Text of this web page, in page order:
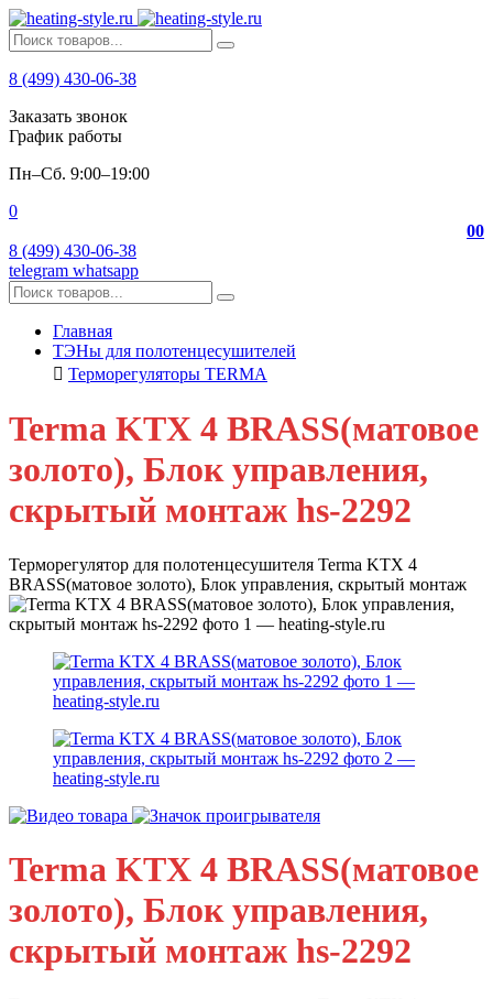
8 (499) 430-06-38
Заказать звонок
График работы
Пн–Сб. 9:00–19:00
0
00
8 (499) 430-06-38
telegram whatsapp
Главная
ТЭНы для полотенцесушителей
Терморегуляторы TERMA
Terma KTX 4 BRASS(матовое
золото), Блок управления,
скрытый монтаж hs-2292
Терморегулятор для полотенцесушителя Terma KTX 4
BRASS(матовое золото), Блок управления, скрытый монтаж
Terma KTX 4 BRASS(матовое
золото), Блок управления,
скрытый монтаж hs-2292